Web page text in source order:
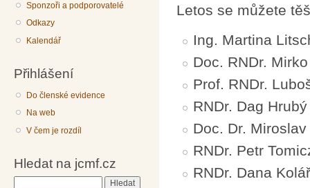
Sponzoři a podporovatelé
Odkazy
Kalendář
Přihlášení
Do členské evidence
Na web
V čem je rozdíl
Hledat na jcmf.cz
Letos se můžete
Ing. Martina
Doc. RNDr.
Prof. RNDr.
RNDr. Dag Hrubý
Doc. Dr.
RNDr. Petr
RNDr. Dana